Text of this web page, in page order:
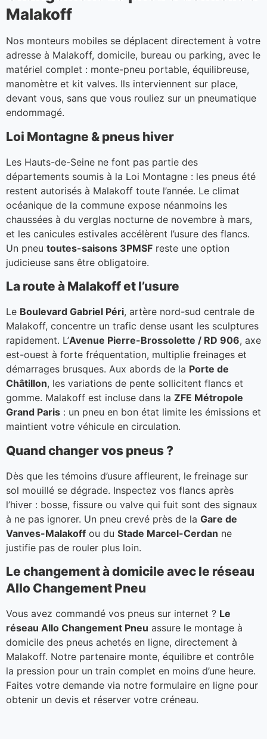
Malakoff
Nos monteurs mobiles se déplacent directement à votre
adresse à Malakoff, domicile, bureau ou parking, avec le
matériel complet : monte-pneu portable, équilibreuse,
manomètre et kit valves. Ils interviennent sur place,
devant vous, sans que vous rouliez sur un pneumatique
endommagé.
Loi Montagne & pneus hiver
Les Hauts-de-Seine ne font pas partie des
départements soumis à la Loi Montagne : les pneus été
restent autorisés à Malakoff toute l’année. Le climat
océanique de la commune expose néanmoins les
chaussées à du verglas nocturne de novembre à mars,
et les canicules estivales accélèrent l’usure des flancs.
Un pneu toutes-saisons 3PMSF reste une option
judicieuse sans être obligatoire.
La route à Malakoff et l’usure
Le Boulevard Gabriel Péri, artère nord-sud centrale de
Malakoff, concentre un trafic dense usant les sculptures
rapidement. L’Avenue Pierre-Brossolette / RD 906, axe
est-ouest à forte fréquentation, multiplie freinages et
démarrages brusques. Aux abords de la Porte de
Châtillon, les variations de pente sollicitent flancs et
gomme. Malakoff est incluse dans la ZFE Métropole
Grand Paris : un pneu en bon état limite les émissions et
maintient votre véhicule en circulation.
Quand changer vos pneus ?
Dès que les témoins d’usure affleurent, le freinage sur
sol mouillé se dégrade. Inspectez vos flancs après
l’hiver : bosse, fissure ou valve qui fuit sont des signaux
à ne pas ignorer. Un pneu crevé près de la Gare de
Vanves-Malakoff ou du Stade Marcel-Cerdan ne
justifie pas de rouler plus loin.
Le changement à domicile avec le réseau
Allo Changement Pneu
Vous avez commandé vos pneus sur internet ? Le
réseau Allo Changement Pneu assure le montage à
domicile des pneus achetés en ligne, directement à
Malakoff. Notre partenaire monte, équilibre et contrôle
la pression pour un train complet en moins d’une heure.
Faites votre demande via notre formulaire en ligne pour
obtenir un devis et réserver votre créneau.